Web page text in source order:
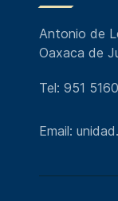
Antonio de
Oaxaca de
Tel: 951
Email: